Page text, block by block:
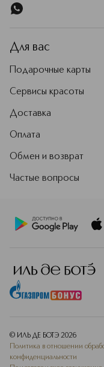
Для вас
Подарочные карты
Сервисы красоты
Доставка
Оплата
Обмен и возврат
Частые вопросы
© ИЛЬ ДЕ БОТЭ 2026
Политика в отношении
конфиденциальности